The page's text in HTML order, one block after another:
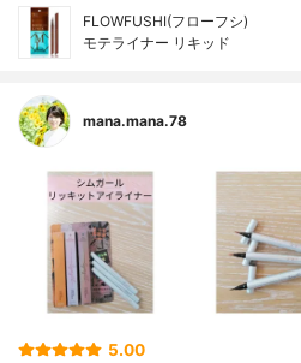
FLOWFUSHI(フローフシ)
モテライナー リキッド
mana.mana.78
5.00